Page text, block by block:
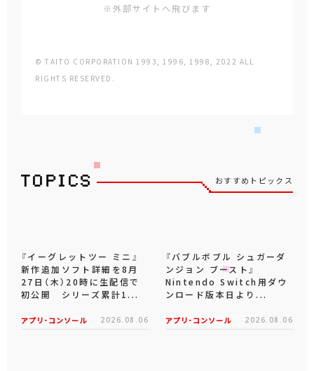
※外部サイトへ飛びます
© TAITO CORPORATION 1993, 1996, 1998, 2022 ALL
RIGHTS RESERVED.
おすすめトピックス
『イーグレットツー ミニ』
新作追加ソフト詳細を8月
27日（木）20時に生配信で
初公開 シリーズ累計1...
アプリ･コンソール 2026.08.06
『バブルボブル シュガーダ
ンジョン ブースト』
Nintendo Switch用ダウ
ンロード版本日より...
アプリ･コンソール 2026.08.06